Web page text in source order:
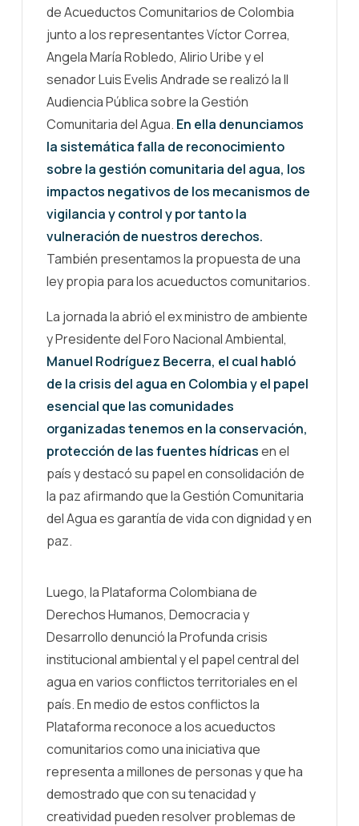
de Acueductos Comunitarios de Colombia
junto a los representantes Víctor Correa,
Angela María Robledo, Alirio Uribe y el
senador Luis Evelis Andrade se realizó la II
Audiencia Pública sobre la Gestión
Comunitaria del Agua. En ella denunciamos
la sistemática falla de reconocimiento
sobre la gestión comunitaria del agua, los
impactos negativos de los mecanismos de
vigilancia y control y por tanto la
vulneración de nuestros derechos.
También presentamos la propuesta de una
ley propia para los acueductos comunitarios.
La jornada la abrió el ex ministro de ambiente
y Presidente del Foro Nacional Ambiental,
Manuel Rodríguez Becerra, el cual habló
de la crisis del agua en Colombia y el papel
esencial que las comunidades
organizadas tenemos en la conservación,
protección de las fuentes hídricasen el
país y destacó su papel en consolidación de
la paz afirmando que la Gestión Comunitaria
del Agua es garantía de vida con dignidad y en
paz.
Luego, la Plataforma Colombiana de
Derechos Humanos, Democracia y
Desarrollo denunció la Profunda crisis
institucional ambiental y el papel central del
agua en varios conflictos territoriales en el
país. En medio de estos conflictos la
Plataforma reconoce a los acueductos
comunitarios como una iniciativa que
representa a millones de personas y que ha
demostrado que con su tenacidad y
creatividad pueden resolver problemas de